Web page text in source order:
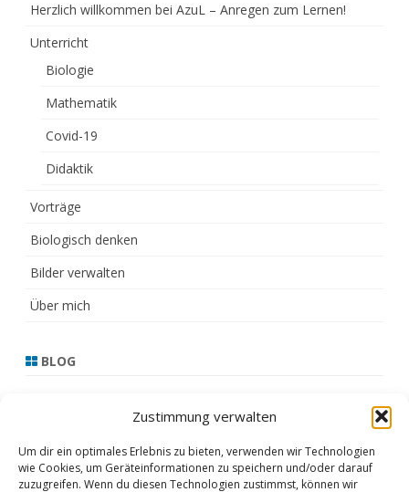
Zustimmung verwalten
Um dir ein optimales Erlebnis zu bieten, verwenden wir Technologien
wie Cookies, um Geräteinformationen zu speichern und/oder darauf
zuzugreifen. Wenn du diesen Technologien zustimmst, können wir
Herzlich willkommen bei AzuL – Anregen zum Lernen!
Unterricht
Biologie
Mathematik
Covid-19
Didaktik
Vorträge
Biologisch denken
Bilder verwalten
Über mich
BLOG
16.2.21